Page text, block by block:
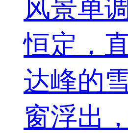
风景单
恒定，
达峰的
窗浮出